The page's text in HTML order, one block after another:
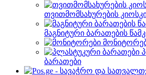
თვითმომსახურების
მაგნიტური ბარათების
ბარათები